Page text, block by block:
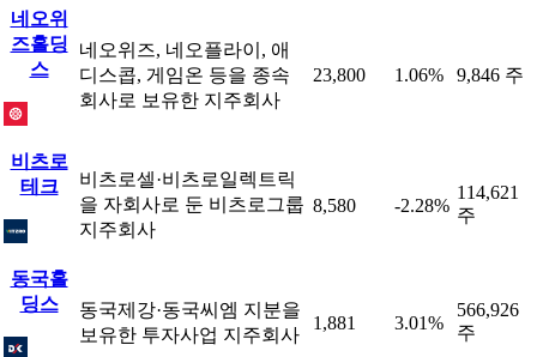
네오위
즈홀딩
스
네오위즈, 네오플라이, 애
디스콥, 게임온 등을 종속
회사로 보유한 지주회사
23,800 1.06% 9,846 주
비츠로
테크
비츠로셀·비츠로일렉트릭
을 자회사로 둔 비츠로그룹
지주회사
8,580 -2.28%
114,621
주
동국홀
딩스
동국제강·동국씨엠 지분을
보유한 투자사업 지주회사
1,881 3.01%
566,926
주